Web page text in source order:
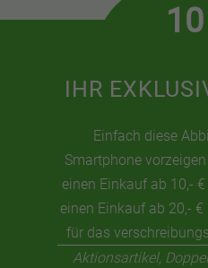
IHR
Einfach diese
Smartphone
einen Einkauf ab 10,-
einen Einkauf ab 20,-
für das
Aktionsartikel,